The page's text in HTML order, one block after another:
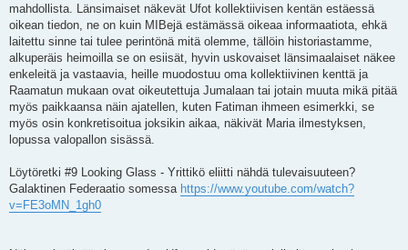
mahdollista. Länsimaiset näkevät Ufot kollektiivisen kentän estäessä
oikean tiedon, ne on kuin MIBejä estämässä oikeaa informaatiota, ehkä
laitettu sinne tai tulee perintönä mitä olemme, tällöin historiastamme,
alkuperäis heimoilla se on esiisät, hyvin uskovaiset länsimaalaiset näkee
enkeleitä ja vastaavia, heille muodostuu oma kollektiivinen kenttä ja
Raamatun mukaan ovat oikeutettuja Jumalaan tai jotain muuta mikä pitää
myös paikkaansa näin ajatellen, kuten Fatiman ihmeen esimerkki, se
myös osin konkretisoitua joksikin aikaa, näkivät Maria ilmestyksen,
lopussa valopallon sisässä.
Löytöretki #9 Looking Glass - Yrittikö eliitti nähdä tulevaisuuteen?
Galaktinen Federaatio somessa https://www.youtube.com/watch?
v=FE3oMN_1gh0